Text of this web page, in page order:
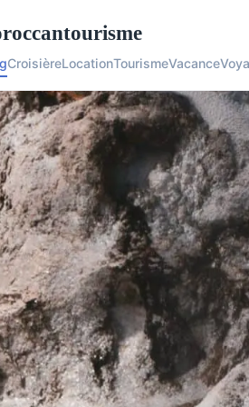
CroisièreLocationTourismeVacance